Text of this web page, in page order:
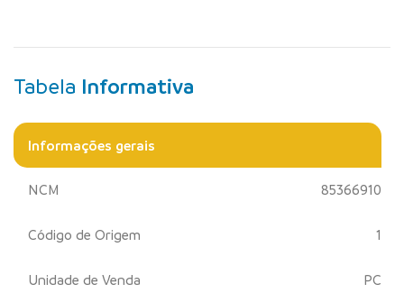
Tabela Informativa
Informações gerais
NCM 85366910
Código de Origem 1
Unidade de Venda PC